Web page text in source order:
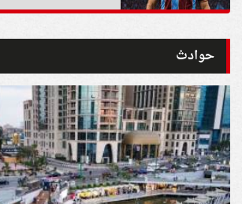
حوادث